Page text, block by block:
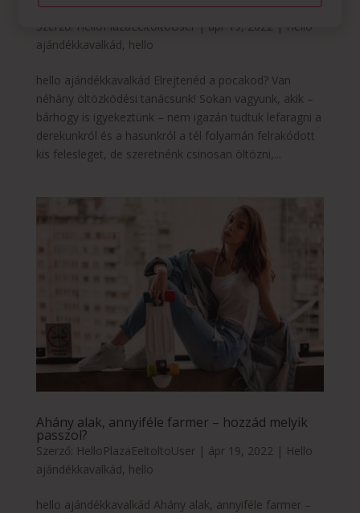
tanácsunk!
Szerző: HelloPlazaEeltoltoUser | ápr 19, 2022 | Hello
ajándékkavalkád, hello
hello ajándékkavalkád Elrejtenéd a pocakod? Van
néhány öltözködési tanácsunk! Sokan vagyunk, akik –
bárhogy is igyekeztünk – nem igazán tudtuk lefaragni a
derekunkról és a hasunkról a tél folyamán felrakódott
kis felesleget, de szeretnénk csinosan öltözni,...
Ahány alak, annyiféle farmer – hozzád melyik
passzol?
Szerző: HelloPlazaEeltoltoUser| ápr 19, 2022 | Hello
ajándékkavalkád, hello
hello ajándékkavalkád Ahány alak, annyiféle farmer –